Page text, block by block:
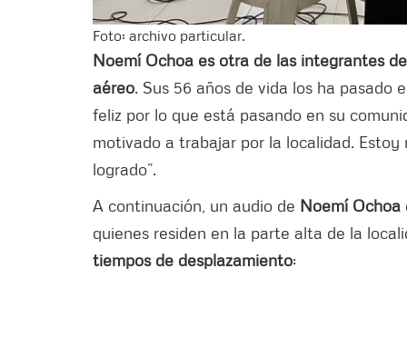
Foto: archivo particular.
Noemí Ochoa es otra de las integrantes
aéreo. Sus 56 años de vida los ha pasado
feliz por lo que está pasando en su
motivado a trabajar por la localidad.
logrado”.
A continuación, un audio de Noemí Ochoa
quienes residen en la parte alta de la
tiempos de desplazamiento: